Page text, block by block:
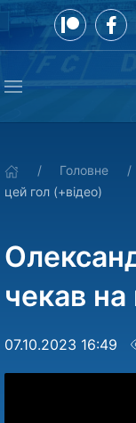
Головне
цей гол (+відео)
чекав на
07.10.2023 16:49